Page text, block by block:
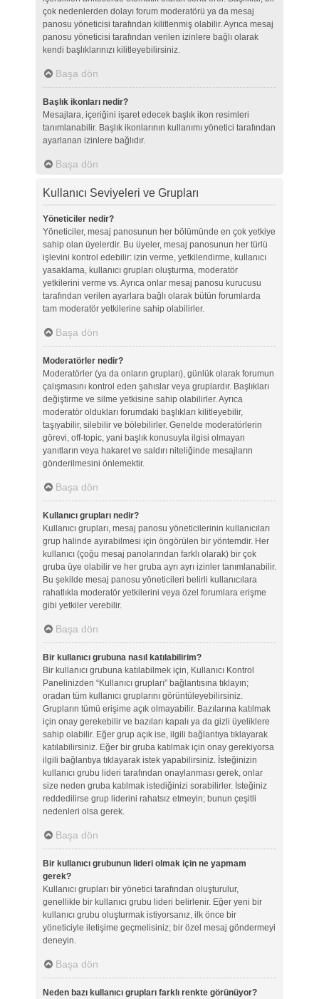
çok nedenlerden dolayı forum moderatörü ya da mesaj
panosu yöneticisi tarafından kilitlenmiş olabilir. Ayrıca mesaj
panosu yöneticisi tarafından verilen izinlere bağlı olarak
kendi başlıklarınızı kilitleyebilirsiniz.
Başa dön
Başlık ikonları nedir?
Mesajlara, içeriğini işaret edecek başlık ikon resimleri
tanımlanabilir. Başlık ikonlarının kullanımı yönetici tarafından
ayarlanan izinlere bağlıdır.
Başa dön
Kullanıcı Seviyeleri ve Grupları
Yöneticiler nedir?
Yöneticiler, mesaj panosunun her bölümünde en çok yetkiye
sahip olan üyelerdir. Bu üyeler, mesaj panosunun her türlü
işlevini kontrol edebilir: izin verme, yetkilendirme, kullanıcı
yasaklama, kullanıcı grupları oluşturma, moderatör
yetkilerini verme vs. Ayrıca onlar mesaj panosu kurucusu
tarafından verilen ayarlara bağlı olarak bütün forumlarda
tam moderatör yetkilerine sahip olabilirler.
Başa dön
Moderatörler nedir?
Moderatörler (ya da onların grupları), günlük olarak forumun
çalışmasını kontrol eden şahıslar veya gruplardır. Başlıkları
değiştirme ve silme yetkisine sahip olabilirler. Ayrıca
moderatör oldukları forumdaki başlıkları kilitleyebilir,
taşıyabilir, silebilir ve bölebilirler. Genelde moderatörlerin
görevi, off-topic, yani başlık konusuyla ilgisi olmayan
yanıtların veya hakaret ve saldırı niteliğinde mesajların
gönderilmesini önlemektir.
Başa dön
Kullanıcı grupları nedir?
Kullanıcı grupları, mesaj panosu yöneticilerinin kullanıcıları
grup halinde ayırabilmesi için öngörülen bir yöntemdir. Her
kullanıcı (çoğu mesaj panolarından farklı olarak) bir çok
gruba üye olabilir ve her gruba ayrı ayrı izinler tanımlanabilir.
Bu şekilde mesaj panosu yöneticileri belirli kullanıcılara
rahatlıkla moderatör yetkilerini veya özel forumlara erişme
gibi yetkiler verebilir.
Başa dön
Bir kullanıcı grubuna nasıl katılabilirim?
Bir kullanıcı grubuna katılabilmek için, Kullanıcı Kontrol
Panelinizden “Kullanıcı grupları” bağlantısına tıklayın;
oradan tüm kullanıcı gruplarını görüntüleyebilirsiniz.
Grupların tümü erişime açık olmayabilir. Bazılarına katılmak
için onay gerekebilir ve bazıları kapalı ya da gizli üyeliklere
sahip olabilir. Eğer grup açık ise, ilgili bağlantıya tıklayarak
katılabilirsiniz. Eğer bir gruba katılmak için onay gerekiyorsa
ilgili bağlantıya tıklayarak istek yapabilirsiniz. İsteğinizin
kullanıcı grubu lideri tarafından onaylanması gerek, onlar
size neden gruba katılmak istediğinizi sorabilirler. İsteğiniz
reddedilirse grup liderini rahatsız etmeyin; bunun çeşitli
nedenleri olsa gerek.
Başa dön
Bir kullanıcı grubunun lideri olmak için ne yapmam
gerek?
Kullanıcı grupları bir yönetici tarafından oluşturulur,
genellikle bir kullanıcı grubu lideri belirlenir. Eğer yeni bir
kullanıcı grubu oluşturmak istiyorsanız, ilk önce bir
yöneticiyle iletişime geçmelisiniz; bir özel mesaj göndermeyi
deneyin.
Başa dön
Neden bazı kullanıcı grupları farklı renkte görünüyor?